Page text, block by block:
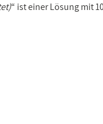
“ ist einer Lösung mit